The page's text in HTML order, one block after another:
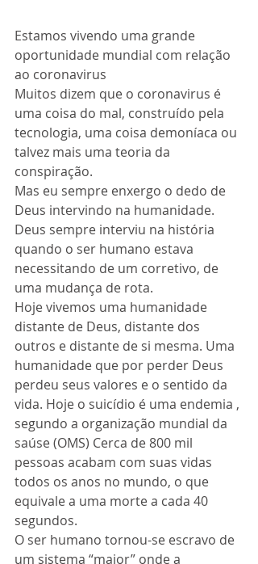
Estamos vivendo uma grande
oportunidade mundial com relação
ao coronavirus
Muitos dizem que o coronavirus é
uma coisa do mal, construído pela
tecnologia, uma coisa demoníaca ou
talvez mais uma teoria da
conspiração.
Mas eu sempre enxergo o dedo de
Deus intervindo na humanidade.
Deus sempre interviu na história
quando o ser humano estava
necessitando de um corretivo, de
uma mudança de rota.
Hoje vivemos uma humanidade
distante de Deus, distante dos
outros e distante de si mesma. Uma
humanidade que por perder Deus
perdeu seus valores e o sentido da
vida. Hoje o suicídio é uma endemia ,
segundo a organização mundial da
saúse (OMS) Cerca de 800 mil
pessoas acabam com suas vidas
todos os anos no mundo, o que
equivale a uma morte a cada 40
segundos.
O ser humano tornou-se escravo de
um sistema “maior” onde a